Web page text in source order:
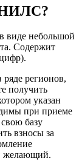
виде небольшой
Содержит
регионов,
получить
указан
при приеме
базу
взносы за
желающий.